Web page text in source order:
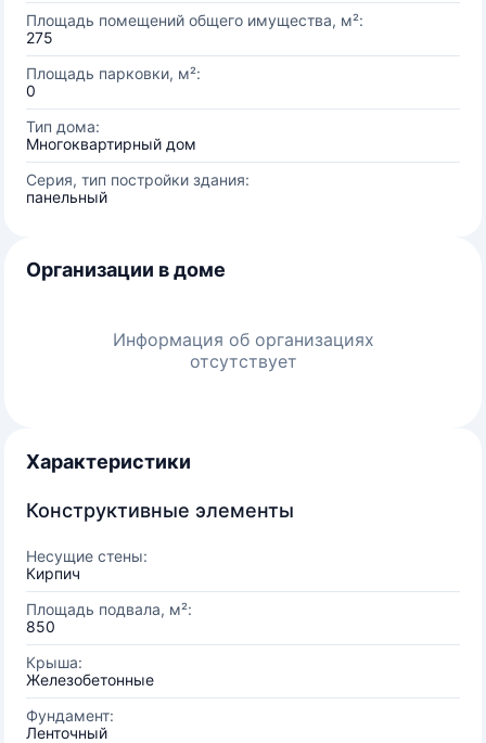
Площадь помещений общего имущества, м²:
275
Площадь парковки, м²:
0
Тип дома:
Многоквартирный дом
Серия, тип постройки здания:
панельный
Организации в доме
Информация об организациях
отсутствует
Характеристики
Конструктивные элементы
Несущие стены:
Кирпич
Площадь подвала, м²:
850
Крыша:
Железобетонные
Фундамент:
Ленточный